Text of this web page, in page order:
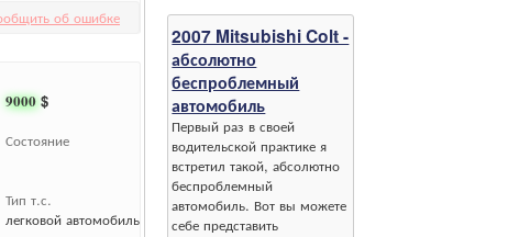
об ошибке
9000 $
Состояние
Тип т.с.
легковой автомобиль
2007 Mitsubishi Colt -
абсолютно
беспроблемный
автомобиль
Первый раз в своей
водительской практике я
встретил такой, абсолютно
беспроблемный
автомобиль. Вот вы можете
себе представить